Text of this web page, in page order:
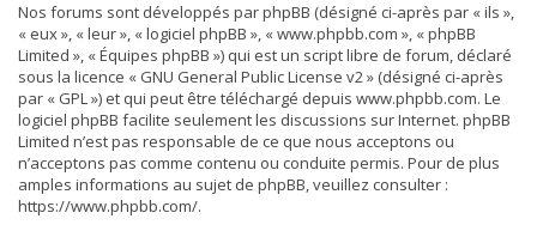
Nos forums sont développés par phpBB (désigné ci-après par « ils »,
« eux », « leur », « logiciel phpBB », « www.phpbb.com », « phpBB
Limited », « Équipes phpBB ») qui est un script libre de forum, déclaré
sous la licence « GNU General Public License v2» (désigné ci-après
par « GPL ») et qui peut être téléchargé depuis www.phpbb.com. Le
logiciel phpBB facilite seulement les discussions sur Internet. phpBB
Limited n’est pas responsable de ce que nous acceptons ou
n’acceptons pas comme contenu ou conduite permis. Pour de plus
amples informations au sujet de phpBB, veuillez consulter :
https://www.phpbb.com/.